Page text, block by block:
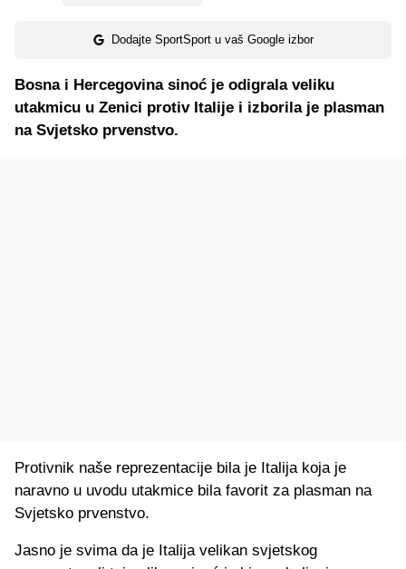
Dodajte SportSport u vaš Google izbor
Bosna i Hercegovina sinoć je odigrala veliku
utakmicu u Zenici protiv Italije i izborila je plasman
na Svjetsko prvenstvo.
Protivnik naše reprezentacije bila je Italija koja je
naravno u uvodu utakmice bila favorit za plasman na
Svjetsko prvenstvo.
Jasno je svima da je Italija velikan svjetskog